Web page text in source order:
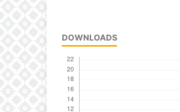
DOWNLOADS